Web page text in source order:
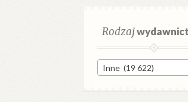
Rodzaj
Inne (19 622)